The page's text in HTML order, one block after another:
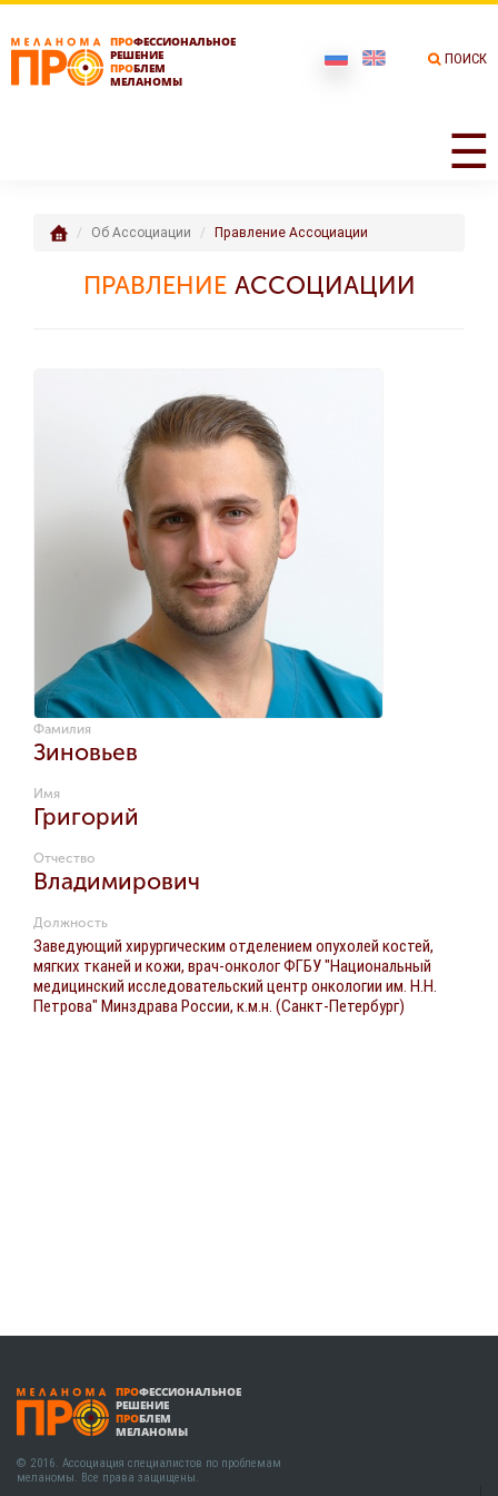
ПРОФЕССИОНАЛЬНОЕ
РЕШЕНИЕ
ПРОБЛЕМ
МЕЛАНОМЫ
☰
ПОИСК
Об Ассоциации Правление Ассоциации
ПРАВЛЕНИЕ АССОЦИАЦИИ
Фамилия
Зиновьев
Имя
Григорий
Отчество
Владимирович
Должность
Заведующий хирургическим отделением опухолей костей,
мягких тканей и кожи, врач-онколог ФГБУ "Национальный
медицинский исследовательский центр онкологии им. Н.Н.
Петрова" Минздрава России, к.м.н. (Санкт-Петербург)
ПРОФЕССИОНАЛЬНОЕ
РЕШЕНИЕ
ПРОБЛЕМ
МЕЛАНОМЫ
© 2016. Ассоциация специалистов по проблемам
меланомы. Все права защищены.